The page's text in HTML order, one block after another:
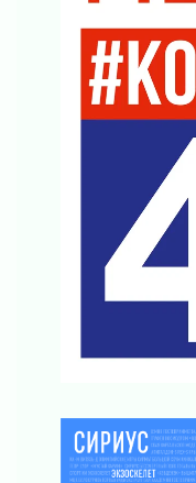
Никакого
согласие
04 августа 2026
Без риска для
04 августа 2026
Важная
Что делать со
04 августа 2026
Награды нашли
03 августа 2026
Ленобласть
Ладожский
часа
03 августа 2026